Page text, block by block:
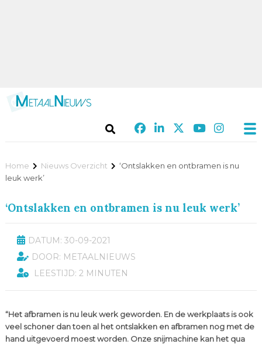
Home Nieuws Overzicht
‘Ontslakken en ontbramen is nu
leuk werk’
‘Ontslakken en ontbramen is nu leuk werk’
DATUM: 30-09-2021
DOOR: METAALNIEUWS
LEESTIJD: 2 MINUTEN
“Het afbramen is nu leuk werk geworden. En de werkplaats is ook
veel schoner dan toen al het ontslakken en afbramen nog met de
hand uitgevoerd moest worden. Onze snijmachine kan het qua